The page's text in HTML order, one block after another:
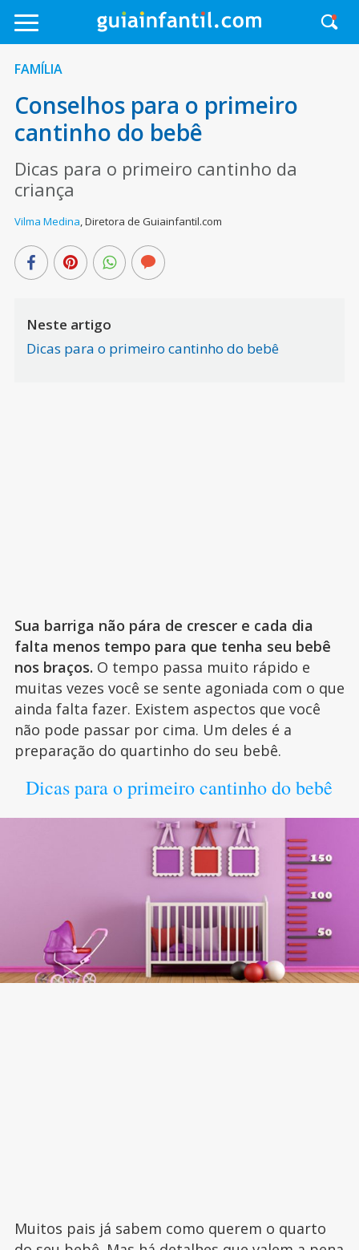
FAMÍLIA
Conselhos para o primeiro
cantinho do bebê
Dicas para o primeiro cantinho da
criança
Vilma Medina,Diretora de Guiainfantil.com
Neste artigo
Dicas para o primeiro cantinho do bebê
Sua barriga não pára de crescer e cada dia
falta menos tempo para que tenha seu bebê
nos braços. O tempo passa muito rápido e
muitas vezes você se sente agoniada com o que
ainda falta fazer. Existem aspectos que você
não pode passar por cima. Um deles é a
preparação do quartinho do seu bebê.
Dicas para o primeiro cantinho do bebê
Muitos pais já sabem como querem o quarto